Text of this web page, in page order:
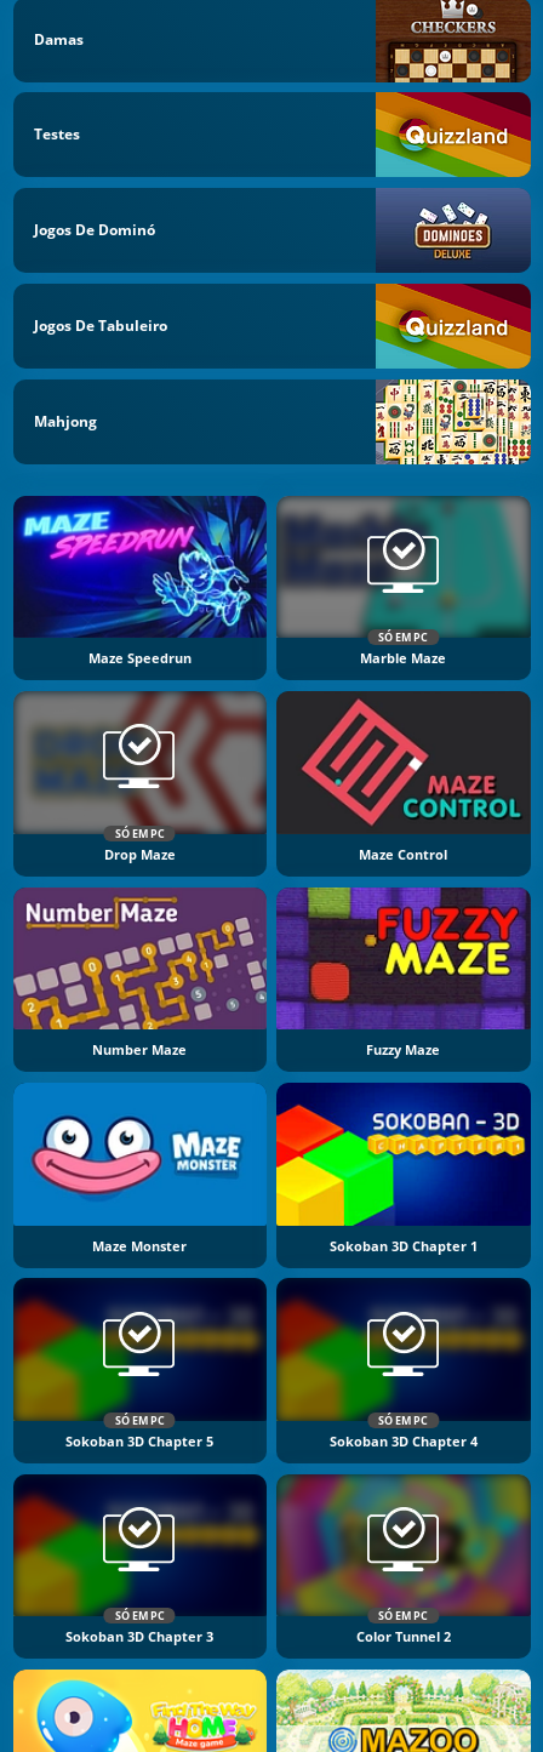
Damas
Testes
Jogos De Dominó
Jogos De Tabuleiro
Mahjong
Maze Speedrun
SÓ EM PC
Marble Maze
SÓ EM PC
Drop Maze Maze Control
Number Maze Fuzzy Maze
Maze Monster Sokoban 3D Chapter 1
SÓ EM PC
Sokoban 3D Chapter 5
SÓ EM PC
Sokoban 3D Chapter 4
SÓ EM PC
Sokoban 3D Chapter 3
SÓ EM PC
Color Tunnel 2